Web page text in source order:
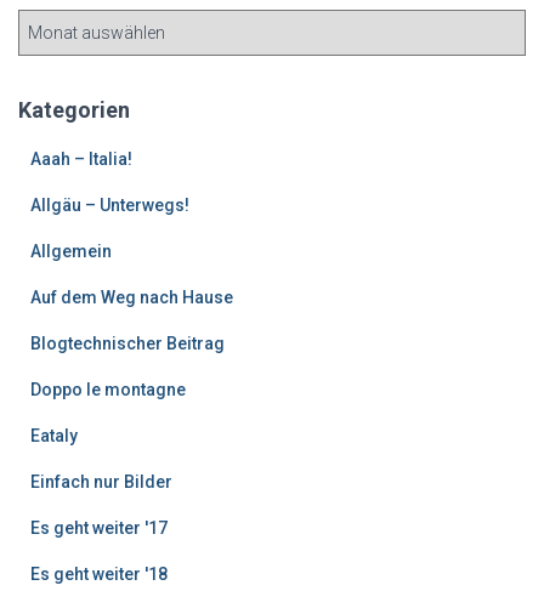
e
Kategorien
Aaah – Italia!
Allgäu – Unterwegs!
Allgemein
Auf dem Weg nach Hause
Blogtechnischer Beitrag
Doppo le montagne
Eataly
Einfach nur Bilder
Es geht weiter '17
Es geht weiter '18